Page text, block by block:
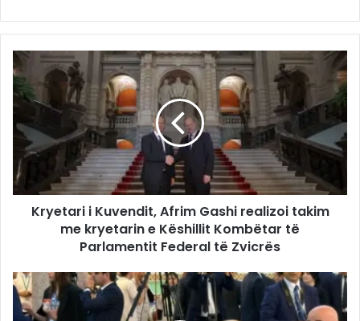
Kryetari i Kuvendit, Afrim Gashi realizoi takim
me kryetarin e Këshillit Kombëtar të
Parlamentit Federal të Zvicrës